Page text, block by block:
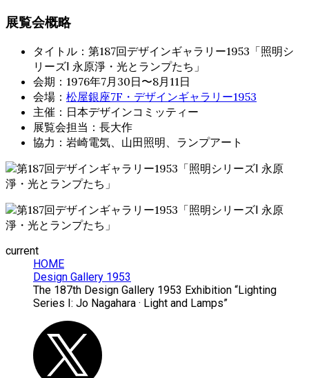
展覧会概略
タイトル：第187回デザインギャラリー1953「照明シ
リーズⅠ 永原淨・光とランプたち」
会期：1976年7月30日〜8月11日
会場： 松屋銀座7F・デザインギャラリー1953
主催：日本デザインコミッティー
展覧会担当：長大作
協力：岩崎電気、山田照明、ランプアート
current
HOME
Design Gallery 1953
The 187th Design Gallery 1953 Exhibition “Lighting
Series I: Jo Nagahara · Light and Lamps”